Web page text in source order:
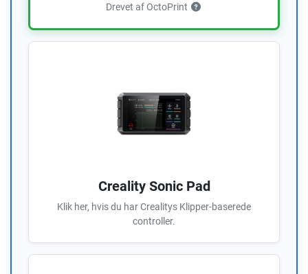
Drevet af OctoPrint
Creality Sonic Pad
Klik her, hvis du har Crealitys Klipper-baserede
controller.